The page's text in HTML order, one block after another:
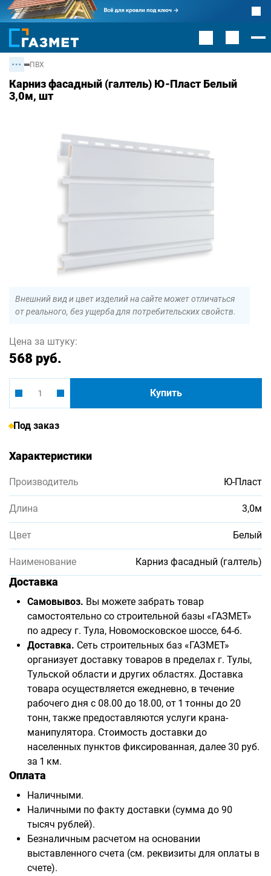
ПВХ
Карниз фасадный (галтель) Ю-Пласт Белый
3,0м, шт
Внешний вид и цвет изделий на сайте может отличаться
от реального, без ущерба для потребительских свойств.
Цена за штуку:
568 руб.
Купить
Под заказ
Характеристики
Производитель Ю-Пласт
Длина 3,0м
Цвет Белый
Наименование Карниз фасадный (галтель)
Доставка
Самовывоз. Вы можете забрать товар
самостоятельно со строительной базы «ГАЗМЕТ»
по адресу г. Тула, Новомосковское шоссе, 64-б.
Доставка. Сеть строительных баз «ГАЗМЕТ»
организует доставку товаров в пределах г. Тулы,
Тульской области и других областях. Доставка
товара осуществляется ежедневно, в течение
рабочего дня с 08.00 до 18.00, от 1 тонны до 20
тонн, также предоставляются услуги крана-
манипулятора. Стоимость доставки до
населенных пунктов фиксированная, далее 30 руб.
за 1 км.
Оплата
Наличными.
Наличными по факту доставки (сумма до 90
тысяч рублей).
Безналичным расчетом на основании
выставленного счета (см. реквизиты для оплаты в
счете).